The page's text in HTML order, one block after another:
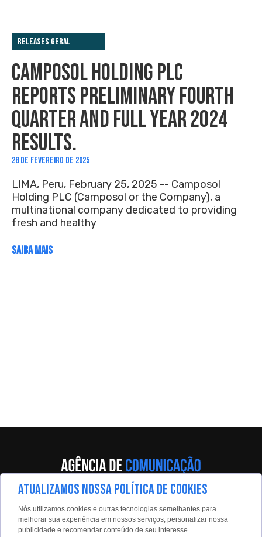
Releases Geral
CAMPOSOL HOLDING PLC
REPORTS PRELIMINARY FOURTH
QUARTER AND FULL YEAR 2024
RESULTS.
28 DE FEVEREIRO DE 2025
LIMA, Peru, February 25, 2025 -- Camposol
Holding PLC (Camposol or the Company), a
multinational company dedicated to providing
fresh and healthy
SAIBA MAIS
Av. Eng. Caetano Álvares, 55 - 5º andar
Limão, São Paulo, 02598-900
ATUALIZAMOS NOSSA POLÍTICA DE COOKIES
Nós utilizamos cookies e outras tecnologias semelhantes para
melhorar sua experiência em nossos serviços, personalizar nossa
publicidade e recomendar conteúdo de seu interesse.